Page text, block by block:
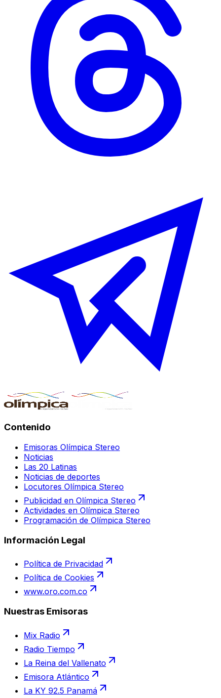
Contenido
Emisoras Olímpica Stereo
Noticias
Las 20 Latinas
Noticias de deportes
Locutores Olímpica Stereo
Publicidad en Olímpica Stereo
Actividades en Olímpica Stereo
Programación de Olímpica Stereo
Información Legal
Política de Privacidad
Política de Cookies
www.oro.com.co
Nuestras Emisoras
Mix Radio
Radio Tiempo
La Reina del Vallenato
Emisora Atlántico
La KY 92.5 Panamá